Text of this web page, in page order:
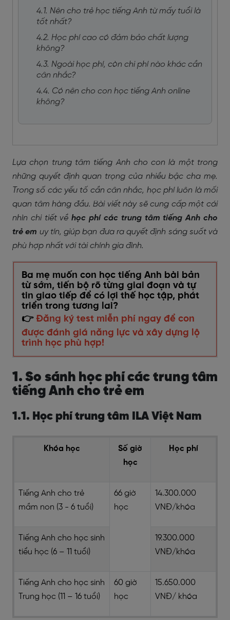
4.1. Nên cho trẻ học tiếng Anh từ mấy tuổi là
tốt nhất?
4.2. Học phí cao có đảm bảo chất lượng
không?
4.3. Ngoài học phí, còn chi phí nào khác cần
cân nhắc?
4.4. Có nên cho con học tiếng Anh online
không?
Lựa chọn trung tâm tiếng Anh cho con là một trong
những quyết định quan trọng của nhiều bậc cha mẹ.
Trong số các yếu tố cần cân nhắc, học phí luôn là mối
quan tâm hàng đầu. Bài viết này sẽ cung cấp một cái
nhìn chi tiết về học phí các trung tâm tiếng Anh cho
trẻ em uy tín, giúp bạn đưa ra quyết định sáng suốt và
phù hợp nhất với tài chính gia đình.
Ba mẹ muốn con học tiếng Anh bài bản
từ sớm, tiến bộ rõ từng giai đoạn và tự
tin giao tiếp để có lợi thế học tập, phát
triển trong tương lai?
👉 Đăng ký test miễn phí ngay để con
được đánh giá năng lực và xây dựng lộ
trình học phù hợp!
1. So sánh học phí các trung tâm
tiếng Anh cho trẻ em
1.1. Học phí trung tâm ILA Việt Nam
Khóa học
Số giờ
học
Học phí
Tiếng Anh cho trẻ
mầm non (3 - 6 tuổi)
66 giờ
học
14.300.000
VNĐ/khóa
Tiếng Anh cho học sinh
tiểu học (6 – 11 tuổi)
19.300.000
VNĐ/khóa
Tiếng Anh cho học sinh
Trung học (11 – 16 tuổi)
60 giờ
học
15.650.000
VNĐ/ khóa